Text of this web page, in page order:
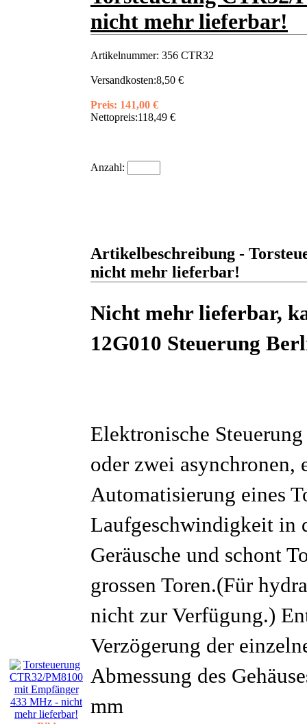
nicht mehr lieferbar!
Artikelnummer: 356 CTR32
Versandkosten:8,50 €
Preis: 141,00 €
Nettopreis:118,49 €
Anzahl:
Artikelbeschreibung -
nicht mehr lieferbar!
Nicht mehr lieferbar,
12G010 Steuerung
Elektronische
oder zwei
Automatisierung eines
Laufgeschwindigkeit in
Geräusche und schont
grossen Toren.(Für
nicht zur Verfügung.)
Verzögerung der
Abmessung des
mm